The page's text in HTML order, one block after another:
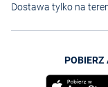
Dostawa tylko na
POBIERZ